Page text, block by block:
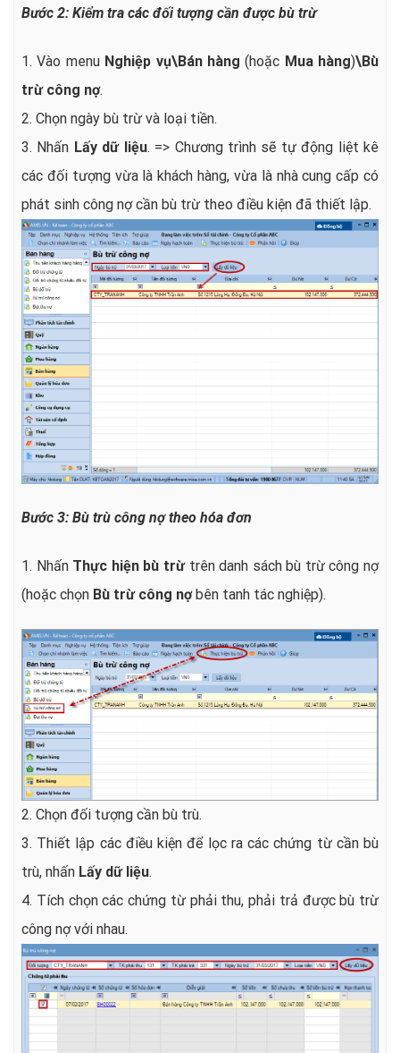
Bước 2: Kiểm tra các đối tượng cần được bù trừ
1. Vào menu Nghiệp vụ\Bán hàng(hoặc Mua hàng)\Bù
trừ công nợ.
2. Chọn ngày bù trừ và loại tiền.
3. Nhấn Lấy dữ liệu. => Chương trình sẽ tự động liệt kê
các đối tượng vừa là khách hàng, vừa là nhà cung cấp có
phát sinh công nợ cần bù trừ theo điều kiện đã thiết lập.
Bước 3: Bù trù công nợ theo hóa đơn
1. Nhấn Thực hiện bù trừtrên danh sách bù trừ công nợ
(hoặc chọn Bù trừ công nợ bên tanh tác nghiệp).
2. Chọn đối tượng cần bù trù.
3. Thiết lập các điều kiện để lọc ra các chứng từ cần bù
trù, nhấn Lấy dữ liệu.
4. Tích chọn các chứng từ phải thu, phải trả được bù trừ
công nợ với nhau.